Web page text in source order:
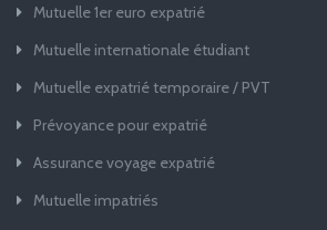
Mutuelle 1er euro expatrié
Mutuelle internationale étudiant
Mutuelle expatrié temporaire / PVT
Prévoyance pour expatrié
Assurance voyage expatrié
Mutuelle impatriés